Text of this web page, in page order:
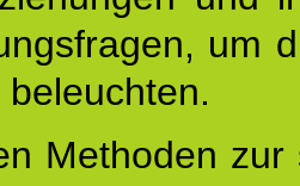
um
Methoden zur